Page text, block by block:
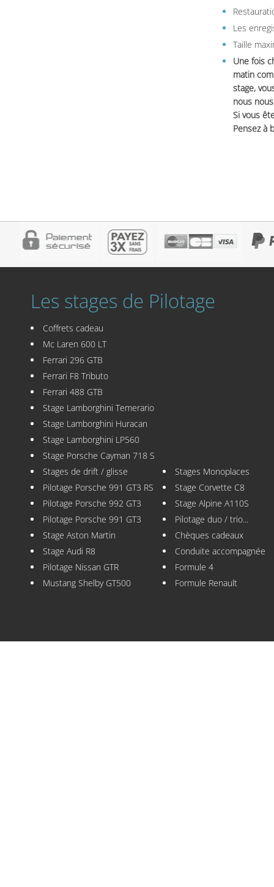
Les
Taille
Une fois
matin
stage,
nous
Si vous
Pensez à
Les stages de Pilotage
Coffrets cadeau
Mc Laren 600 LT
Ferrari 296 GTB
Ferrari F8 Tributo
Ferrari 488 GTB
Stage Lamborghini Temerario
Stage Lamborghini Huracan
Stage Lamborghini LP560
Stage Porsche Cayman 718 S
Stages de drift / glisse
Pilotage Porsche 991 GT3 RS
Pilotage Porsche 992 GT3
Pilotage Porsche 991 GT3
Stage Aston Martin
Stage Audi R8
Pilotage Nissan GTR
Mustang Shelby GT500
Stages Monoplaces
Stage Corvette C8
Stage Alpine A110S
Pilotage duo / trio...
Chèques cadeaux
Conduite accompagnée
Formule 4
Formule Renault